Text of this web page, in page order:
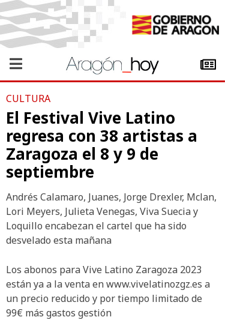
CULTURA
El Festival Vive Latino
regresa con 38 artistas a
Zaragoza el 8 y 9 de
septiembre
Andrés Calamaro, Juanes, Jorge Drexler, Mclan,
Lori Meyers, Julieta Venegas, Viva Suecia y
Loquillo encabezan el cartel que ha sido
desvelado esta mañana
Los abonos para Vive Latino Zaragoza 2023
están ya a la venta en www.vivelatinozgz.es a
un precio reducido y por tiempo limitado de
99€ más gastos gestión